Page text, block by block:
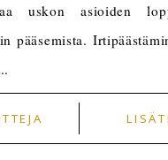
uskon asioiden
pääsemista.